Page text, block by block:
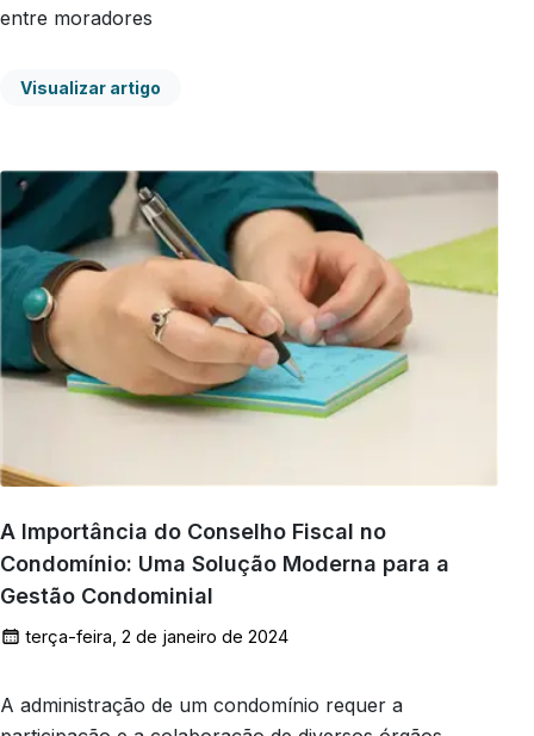
entre moradores
Visualizar artigo
A Importância do Conselho Fiscal no
Condomínio: Uma Solução Moderna para a
Gestão Condominial
terça-feira, 2 de janeiro de 2024
A administração de um condomínio requer a